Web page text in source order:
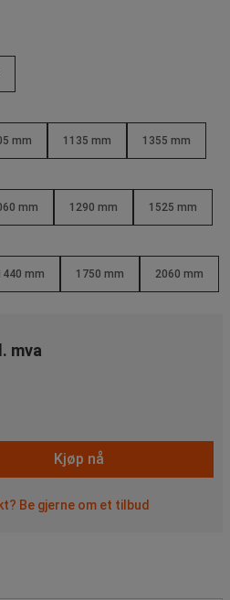
mm 1135 mm 1355 mm
mm 1290 mm 1525 mm
mm 1750 mm 2060 mm
mva
Kjøp nå
Be gjerne om et tilbud